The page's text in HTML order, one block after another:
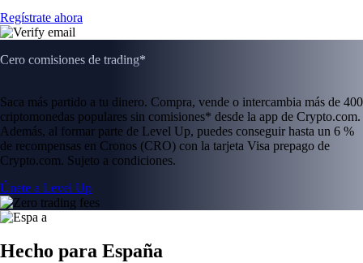
Regístrate ahora
Cero comisiones de trading*
Saca más partido a tu dinero. Compra, vende o intercambia más de 400
criptomonedas populares sin comisiones* desde la app de Crypto.com.
Además, al formar parte de Level Up, puedes conseguir hasta un 6 %
de recompensas en Cronos (CRO) con la tarjeta Visa prepago de
Crypto.com. Sujeto a condiciones.
Únete a Level Up
Hecho para España